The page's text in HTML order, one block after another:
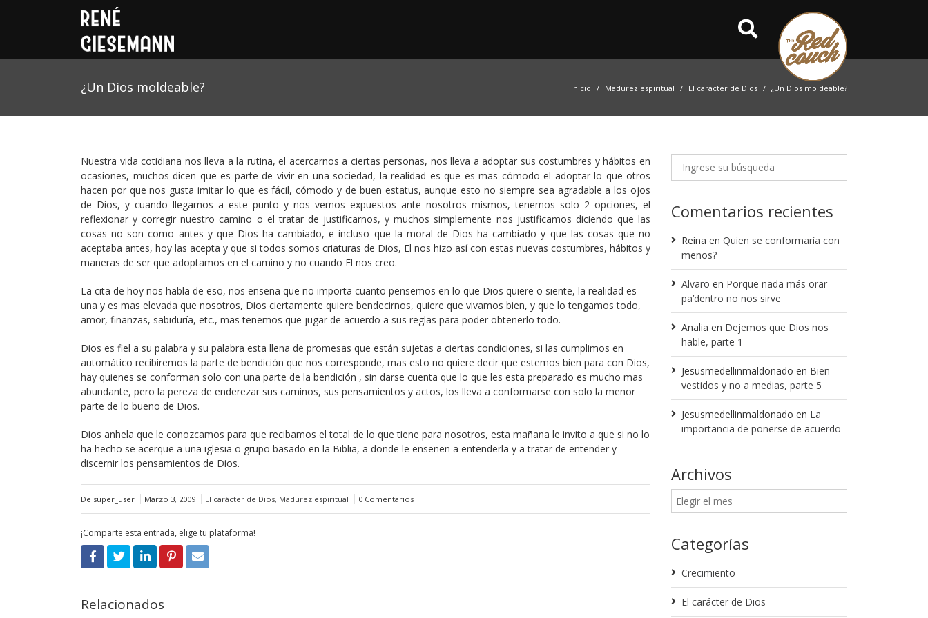
¿Un Dios moldeable? Inicio Madurez espiritual El carácter de Dios ¿Un Dios moldeable?
Nuestra vida cotidiana nos lleva a la rutina, el acercarnos a ciertas personas, nos lleva a adoptar sus costumbres y hábitos en
ocasiones, muchos dicen que es parte de vivir en una sociedad, la realidad es que es mas cómodo el adoptar lo que otros
hacen por que nos gusta imitar lo que es fácil, cómodo y de buen estatus, aunque esto no siempre sea agradable a los ojos
de Dios, y cuando llegamos a este punto y nos vemos expuestos ante nosotros mismos, tenemos solo 2 opciones, el
reflexionar y corregir nuestro camino o el tratar de justificarnos, y muchos simplemente nos justificamos diciendo que las
cosas no son como antes y que Dios ha cambiado, e incluso que la moral de Dios ha cambiado y que las cosas que no
aceptaba antes, hoy las acepta y que si todos somos criaturas de Dios, El nos hizo así con estas nuevas costumbres, hábitos y
maneras de ser que adoptamos en el camino y no cuando El nos creo.
La cita de hoy nos habla de eso, nos enseña que no importa cuanto pensemos en lo que Dios quiere o siente, la realidad es
una y es mas elevada que nosotros, Dios ciertamente quiere bendecirnos, quiere que vivamos bien, y que lo tengamos todo,
amor, finanzas, sabiduría, etc., mas tenemos que jugar de acuerdo a sus reglas para poder obtenerlo todo.
Dios es fiel a su palabra y su palabra esta llena de promesas que están sujetas a ciertas condiciones, si las cumplimos en
automático recibiremos la parte de bendición que nos corresponde, mas esto no quiere decir que estemos bien para con Dios,
hay quienes se conforman solo con una parte de la bendición , sin darse cuenta que lo que les esta preparado es mucho mas
abundante, pero la pereza de enderezar sus caminos, sus pensamientos y actos, los lleva a conformarse con solo la menor
parte de lo bueno de Dios.
Dios anhela que le conozcamos para que recibamos el total de lo que tiene para nosotros, esta mañana le invito a que si no lo
ha hecho se acerque a una iglesia o grupo basado en la Biblia, a donde le enseñen a entenderla y a tratar de entender y
discernir los pensamientos de Dios.
De super_user Marzo 3, 2009 El carácter de Dios, Madurez espiritual 0 Comentarios
¡Comparte esta entrada, elige tu plataforma!
Relacionados
Comentarios recientes
Reina en Quien se conformaría con
menos?
Alvaro en Porque nada más orar
pa’dentro no nos sirve
Analia en Dejemos que Dios nos
hable, parte 1
Jesusmedellinmaldonado en Bien
vestidos y no a medias, parte 5
Jesusmedellinmaldonado en La
importancia de ponerse de acuerdo
Archivos
Categorías
Crecimiento
El carácter de Dios